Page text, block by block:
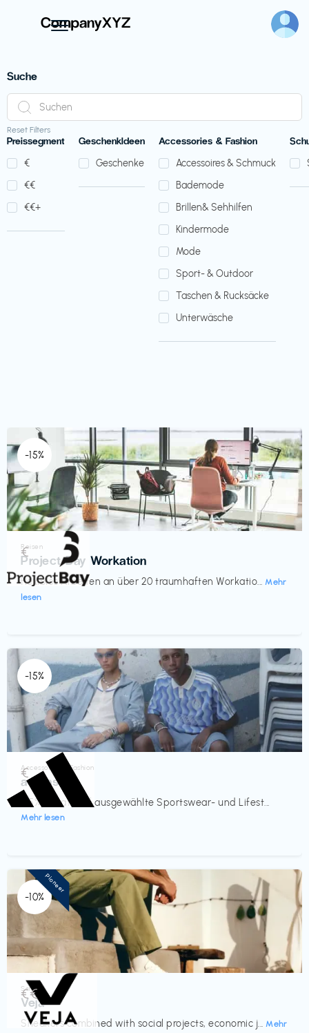
Suche
Reset Filters
Preissegment
€‎
€‎€‎
€‎€‎+
GeschenkIdeen
Geschenke
Accessories & Fashion
Accessoires & Schmuck
Bademode
Brillen& Sehhilfen
Kindermode
Mode
Sport- & Outdoor
Taschen & Rucksäcke
Unterwäsche
-15%
Reisen
Project Bay Workation
flexibles Arbeiten an über 20 traumhaften Workatio... Mehr
lesen
€‎
-15%
Accessoires & Fashion
adidas
-15% Rabatt auf ausgewählte Sportswear- und Lifest...
Mehr lesen
€‎
-10%
Schuhe
Veja
Sneakers combined with social projects, economic j... Mehr
€€‎
Pioneer